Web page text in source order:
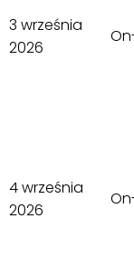
3 września
2026
4 września
2026